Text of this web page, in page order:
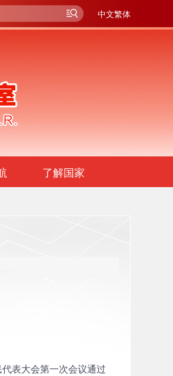
中文繁体
了解国家
表大会第一次会议通过